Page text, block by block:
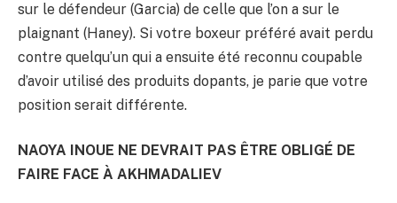
sur le défendeur (Garcia) de celle que l’on a sur le
plaignant (Haney). Si votre boxeur préféré avait perdu
contre quelqu’un qui a ensuite été reconnu coupable
d’avoir utilisé des produits dopants, je parie que votre
position serait différente.
NAOYA INOUE NE DEVRAIT PAS ÊTRE OBLIGÉ DE
FAIRE FACE À AKHMADALIEV